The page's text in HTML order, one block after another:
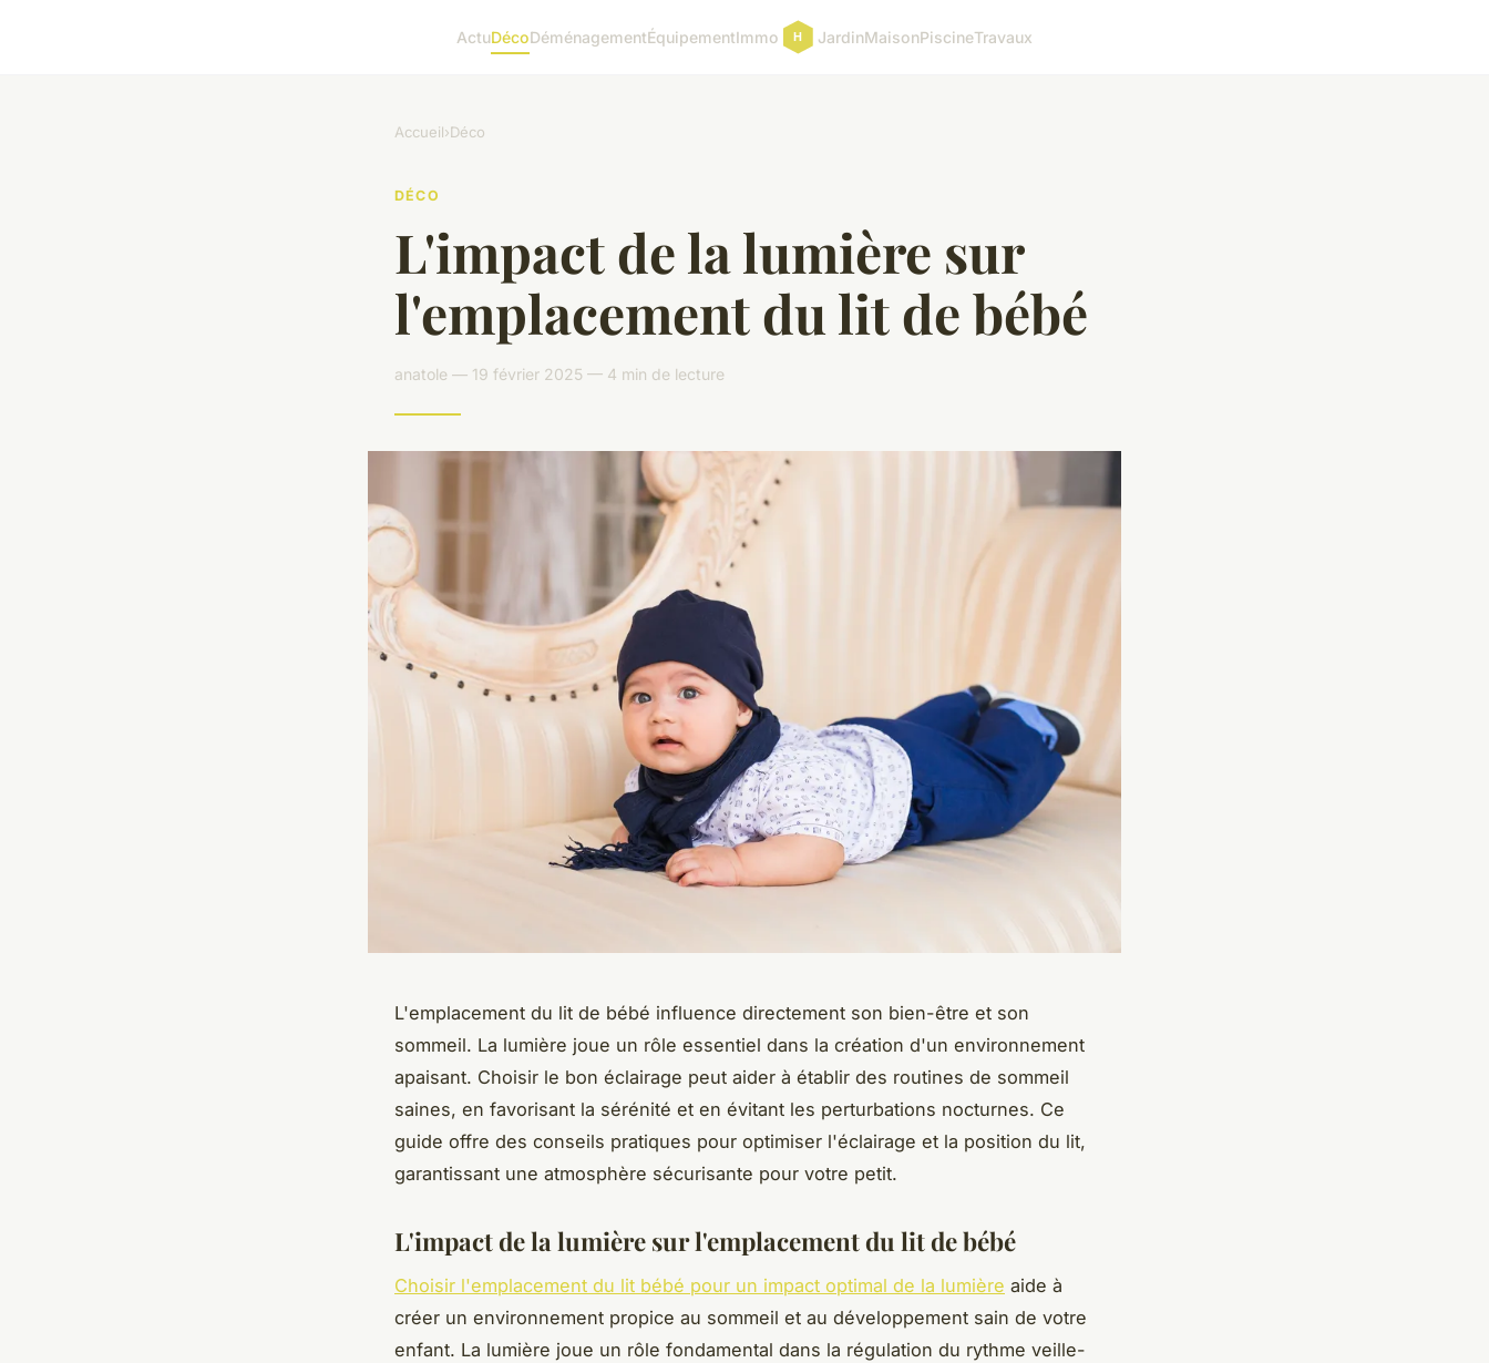
ActuDécoDéménagementÉquipementImmo JardinMaisonPiscineTravaux
Accueil›Déco
DÉCO
L'impact de la lumière sur
l'emplacement du lit de bébé
anatole — 19 février 2025 — 4 min de lecture
L'emplacement du lit de bébé influence directement son bien-être et son
sommeil. La lumière joue un rôle essentiel dans la création d'un environnement
apaisant. Choisir le bon éclairage peut aider à établir des routines de sommeil
saines, en favorisant la sérénité et en évitant les perturbations nocturnes. Ce
guide offre des conseils pratiques pour optimiser l'éclairage et la position du lit,
garantissant une atmosphère sécurisante pour votre petit.
L'impact de la lumière sur l'emplacement du lit de bébé
Choisir l'emplacement du lit bébé pour un impact optimal de la lumière aide à
créer un environnement propice au sommeil et au développement sain de votre
enfant. La lumière joue un rôle fondamental dans la régulation du rythme veille-